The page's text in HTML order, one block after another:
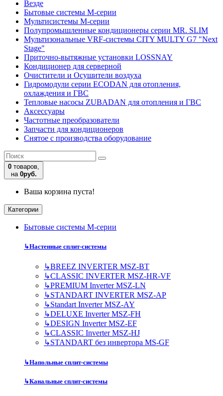
Везде
Бытовые системы M-серии
Мультисистемы M-серии
Полупромышленные кондиционеры серии MR. SLIM
Мультизональные VRF-системы CITY MULTY G7 "Next
Stage"
Приточно-вытяжные установки LOSSNAY
Кондиционер для серверной
Очистители и Осушители воздуха
Гидромодули серии ECODAN для отопления,
охлаждения и ГВС
Тепловые насосы ZUBADAN для отопления и ГВС
Аксесcуары
Частотные преобразователи
Запчасти для кондиционеров
Снятое с производства оборудование
0 товаров,
на 0руб.
Ваша корзина пуста!
Категории
Бытовые системы M-серии
↳Настенные сплит-системы
↳BREEZ INVERTER MSZ-BT
↳CLASSIC INVERTER MSZ-HR-VF
↳PREMIUM Inverter MSZ-LN
↳STANDART INVERTER MSZ-AP
↳Standart Inverter MSZ-AY
↳DELUXE Inverter MSZ-FH
↳DESIGN Inverter MSZ-EF
↳CLASSIC Inverter MSZ-HJ
↳STANDART без инвертора MS-GF
↳Напольные сплит-системы
↳Канальные сплит-системы